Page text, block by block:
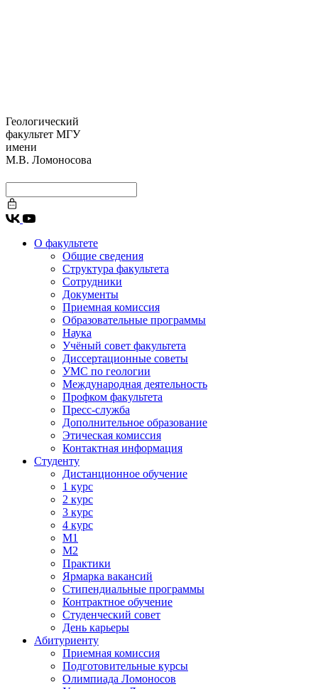
Геологический
факультет МГУ
имени
М.В. Ломоносова
О факультете
Общие сведения
Структура факультета
Сотрудники
Документы
Приемная комиссия
Образовательные программы
Наука
Учёный совет факультета
Диссертационные советы
УМС по геологии
Международная деятельность
Профком факультета
Пресс-служба
Дополнительное образование
Этическая комиссия
Контактная информация
Студенту
Дистанционное обучение
1 курс
2 курс
3 курс
4 курс
М1
М2
Практики
Ярмарка вакансий
Стипендиальные программы
Контрактное обучение
Студенческий совет
День карьеры
Абитуриенту
Приемная комиссия
Подготовительные курсы
Олимпиада Ломоносов